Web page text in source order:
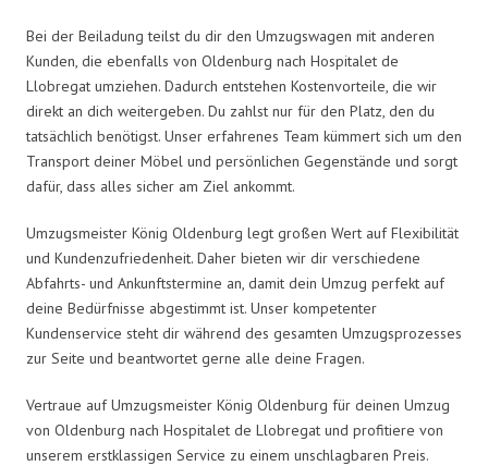
Bei der Beiladung teilst du dir den Umzugswagen mit anderen
Kunden, die ebenfalls von Oldenburg nach Hospitalet de
Llobregat umziehen. Dadurch entstehen Kostenvorteile, die wir
direkt an dich weitergeben. Du zahlst nur für den Platz, den du
tatsächlich benötigst. Unser erfahrenes Team kümmert sich um den
Transport deiner Möbel und persönlichen Gegenstände und sorgt
dafür, dass alles sicher am Ziel ankommt.
Umzugsmeister König Oldenburg legt großen Wert auf Flexibilität
und Kundenzufriedenheit. Daher bieten wir dir verschiedene
Abfahrts- und Ankunftstermine an, damit dein Umzug perfekt auf
deine Bedürfnisse abgestimmt ist. Unser kompetenter
Kundenservice steht dir während des gesamten Umzugsprozesses
zur Seite und beantwortet gerne alle deine Fragen.
Vertraue auf Umzugsmeister König Oldenburg für deinen Umzug
von Oldenburg nach Hospitalet de Llobregat und profitiere von
unserem erstklassigen Service zu einem unschlagbaren Preis.